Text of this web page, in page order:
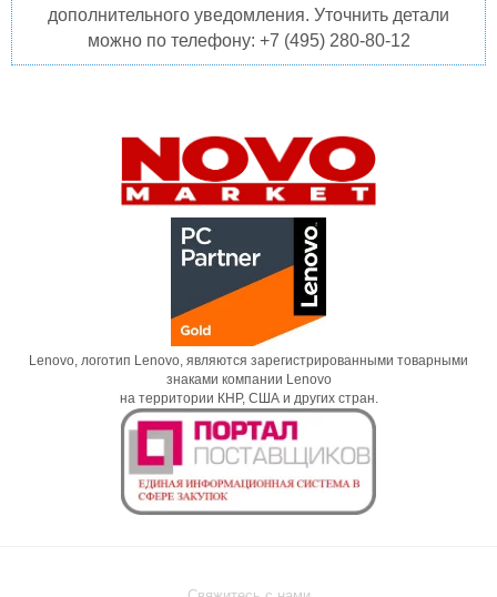
дополнительного уведомления. Уточнить детали
можно по телефону: +7 (495) 280-80-12
Lenovo, логотип Lenovo, являются зарегистрированными товарными
знаками компании Lenovo
на территории КНР, США и других стран.